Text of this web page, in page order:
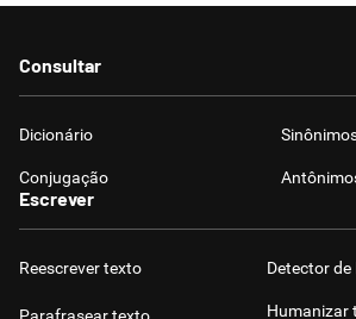
Consultar
Dicionário
Conjugação
Escrever
Reescrever texto Detector de
Humanizar